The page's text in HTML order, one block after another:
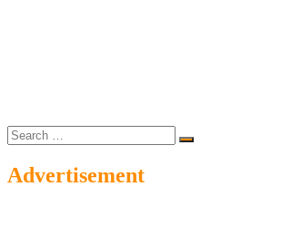
Search
…
Advertisement